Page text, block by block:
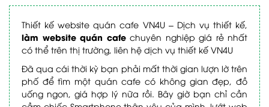
Thiết kế website quán cafe VN4U – Dịch vụ thiết kế,
làm website quán cafechuyên nghiệp giá rẻ nhất
có thể trên thị trường, liên hệ dịch vụ thiết kế VN4U
Đã qua cái thời kỳ bạn phải mất thời gian lượn lờ trên
phố để tìm một quán cafe có không gian đẹp, đồ
uống ngon, giá hợp lý nữa rồi. Bây giờ bạn chỉ cần